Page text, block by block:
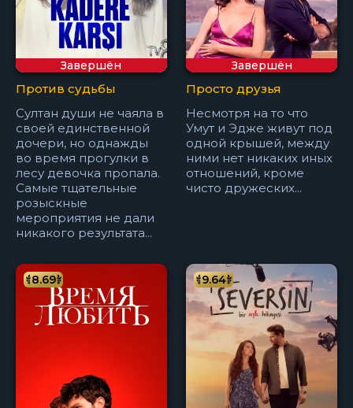
Завершён
Против судьбы
Султан души не чаяла в
своей единственной
дочери, но однажды
во время прогулки в
лесу девочка пропала.
Самые тщательные
розыскные
мероприятия не дали
никакого результата...
Завершён
Просто друзья
Несмотря на то что
Умут и Эдже живут под
одной крышей, между
ними нет никаких иных
отношений, кроме
чисто дружеских...
8.69 9.64